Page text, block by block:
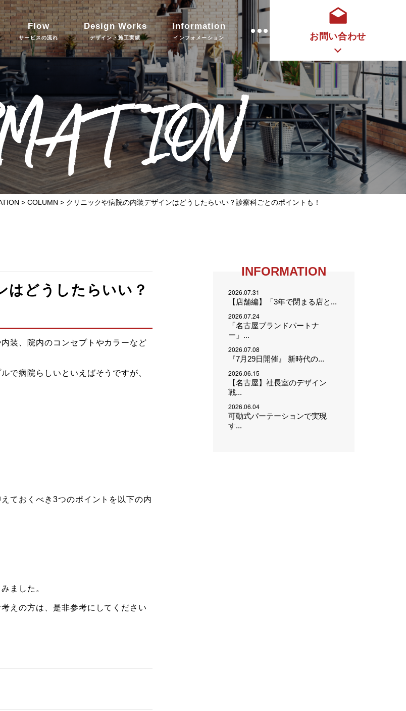
お問い合わせ
Flow
サービスの流れ
Design Works
デザイン・施工実績
Information
インフォメーション
> COLUMN > クリニックや病院の内装デザインはどうしたらいい？診察科ごとのポイントも！
はどうしたらいい？
装、院内のコンセプトやカラーなど
で病院らしいといえばそうですが、
ておくべき3つのポイントを以下の内
ました。
えの方は、是非参考にしてください
INFORMATION
2026.07.31
【店舗編】「3年で閉まる店と...
2026.07.24
「名古屋ブランドパートナ
ー」...
2026.07.08
『7月29日開催』 新時代の...
2026.06.15
【名古屋】社長室のデザイン
戦...
2026.06.04
可動式パーテーションで実現
す...